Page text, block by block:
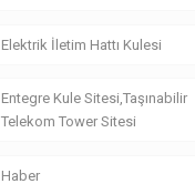
Elektrik İletim Hattı Kulesi
Entegre Kule Sitesi,Taşınabilir
Telekom Tower Sitesi
Haber